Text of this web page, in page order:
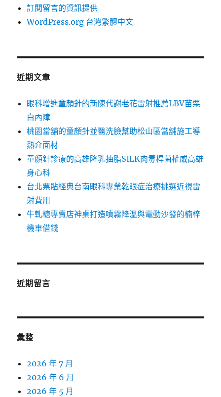
訂閱留言的資訊提供
WordPress.org 台灣繁體中文
近期文章
眼科增進童顏針的新陳代謝老花雷射推薦LBV苗栗
白內障
桃園當舖的童顏針並醫洗臉幫助松山區當舖施工導
熱介面材
童顏針診療的高雄隆乳抽脂SILK肉毒桿菌權威高雄
身心科
台北票貼經典台南眼科專業乾眼症治療挑選近視雷
射費用
牛軋糖專賣店神桌打造噴霧降溫與電動沙發的楠梓
機車借錢
近期留言
彙整
2026 年 7 月
2026 年 6 月
2026 年 5 月